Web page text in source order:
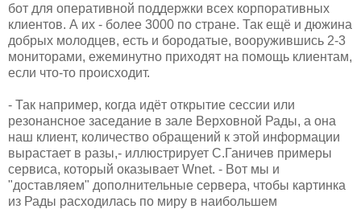
бот для оперативной поддержки всех корпоративных
клиентов. А их - более 3000 по стране. Так ещё и дюжина
добрых молодцев, есть и бородатые, вооружившись 2-3
мониторами, ежеминутно приходят на помощь клиентам,
если что-то происходит.
- Так например, когда идёт открытие сессии или
резонансное заседание в зале Верховной Рады, а она
наш клиент, количество обращений к этой информации
вырастает в разы,- иллюстрирует С.Ганичев примеры
сервиса, который оказывает Wnet. - Вот мы и
"доставляем" дополнительные сервера, чтобы картинка
из Рады расходилась по миру в наибольшем